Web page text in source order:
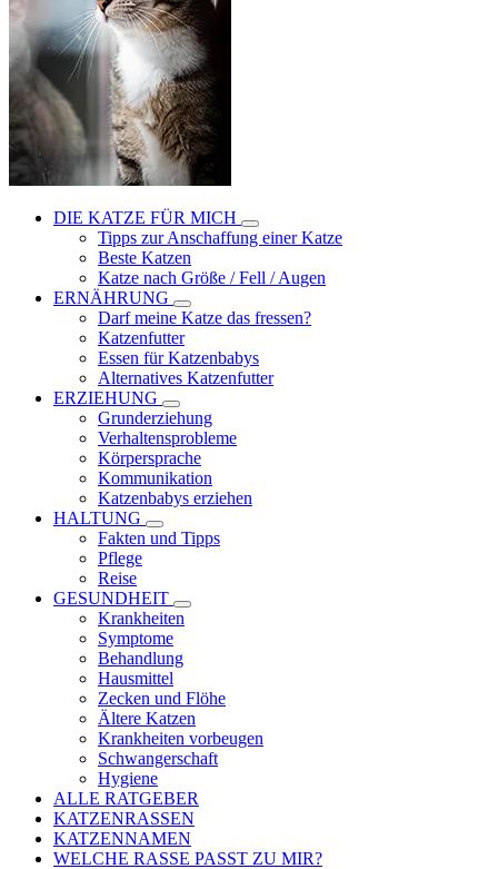
DIE KATZE FÜR MICH
Tipps zur Anschaffung einer Katze
Beste Katzen
Katze nach Größe / Fell / Augen
ERNÄHRUNG
Darf meine Katze das fressen?
Katzenfutter
Essen für Katzenbabys
Alternatives Katzenfutter
ERZIEHUNG
Grunderziehung
Verhaltensprobleme
Körpersprache
Kommunikation
Katzenbabys erziehen
HALTUNG
Fakten und Tipps
Pflege
Reise
GESUNDHEIT
Krankheiten
Symptome
Behandlung
Hausmittel
Zecken und Flöhe
Ältere Katzen
Krankheiten vorbeugen
Schwangerschaft
Hygiene
ALLE RATGEBER
KATZENRASSEN
KATZENNAMEN
WELCHE RASSE PASST ZU MIR?